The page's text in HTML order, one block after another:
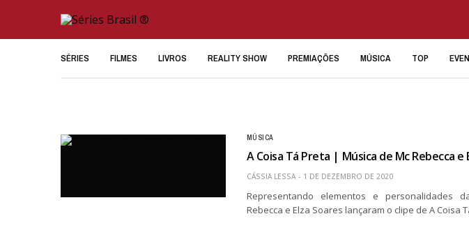
SÉRIES FILMES LIVROS REALITY SHOW PREMIAÇÕES MÚSICA TOP
MÚSICA
A Coisa Tá Preta | Música de Mc Rebecca e
CÁSSIA LESSA 1 DE DEZEMBRO DE 2020
Representando elementos e personalidades
Rebecca e Elza Soares lançaram o clipe de A Coisa